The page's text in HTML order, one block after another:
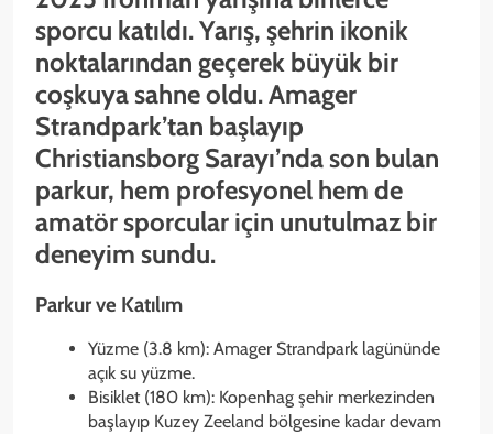
sporcu katıldı. Yarış, şehrin ikonik
noktalarından geçerek büyük bir
coşkuya sahne oldu. Amager
Strandpark’tan başlayıp
Christiansborg Sarayı’nda son bulan
parkur, hem profesyonel hem de
amatör sporcular için unutulmaz bir
deneyim sundu.
Parkur ve Katılım
Yüzme (3.8 km): Amager Strandpark lagününde
açık su yüzme.
Bisiklet (180 km): Kopenhag şehir merkezinden
başlayıp Kuzey Zeeland bölgesine kadar devam